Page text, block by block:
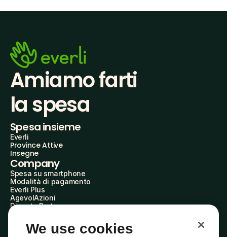
Amiamo farti
la spesa
Spesa insieme
Everli
Province Attive
Insegne
Company
Spesa su smartphone
Modalità di pagamento
Everli Plus
AgevolAzioni
Diventa Partner
Everli Shoppers
About Us
We use cookies